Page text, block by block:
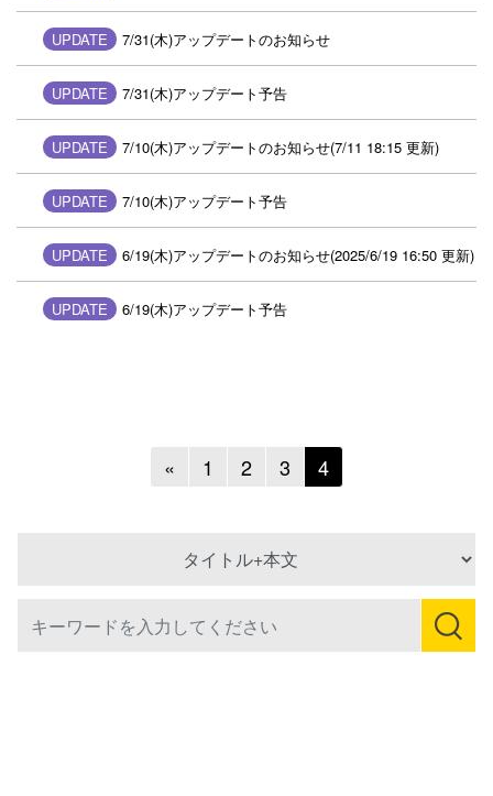
UPDATE 7/31(木)アップデートのお知らせ
UPDATE 7/31(木)アップデート予告
UPDATE 7/10(木)アップデートのお知らせ(7/11 18:15 更新)
UPDATE 7/10(木)アップデート予告
UPDATE 6/19(木)アップデートのお知らせ(2025/6/19 16:50 更新)
UPDATE 6/19(木)アップデート予告
« Previous
1 2 3 4